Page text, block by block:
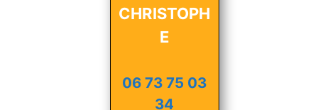
CHRISTOPH
E
06 73 75 03
34